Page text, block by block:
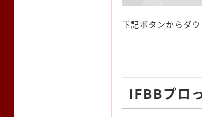
下記ボタンからダ
IFBBプロ